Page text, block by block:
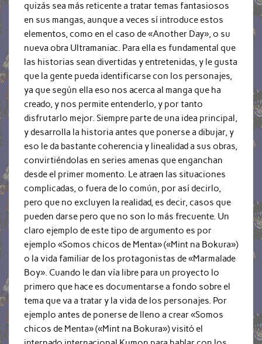
quizás sea más reticente a tratar temas fantasiosos
en sus mangas, aunque a veces sí introduce estos
elementos, como en el caso de «Another Day», o su
nueva obra Ultramaniac. Para ella es fundamental que
las historias sean divertidas y entretenidas, y le gusta
que la gente pueda identificarse con los personajes,
ya que según ella eso nos acerca al manga que ha
creado, y nos permite entenderlo, y por tanto
disfrutarlo mejor. Siempre parte de una idea principal,
y desarrolla la historia antes que ponerse a dibujar, y
eso le da bastante coherencia y linealidad a sus obras,
convirtiéndolas en series amenas que enganchan
desde el primer momento. Le atraen las situaciones
complicadas, o fuera de lo común, por así decirlo,
pero que no excluyen la realidad, es decir, casos que
pueden darse pero que no son lo más frecuente. Un
claro ejemplo de este tipo de argumento es por
ejemplo «Somos chicos de Menta» («Mint na Bokura»)
o la vida familiar de los protagonistas de «Marmalade
Boy». Cuando le dan vía libre para un proyecto lo
primero que hace es documentarse a fondo sobre el
tema que va a tratar y la vida de los personajes. Por
ejemplo antes de ponerse de lleno a crear «Somos
chicos de Menta» («Mint na Bokura») visitó el